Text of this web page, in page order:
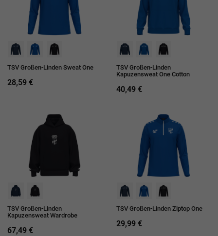
TSV Großen-Linden Sweat One
28,59 €
TSV Großen-Linden
Kapuzensweat One Cotton
40,49 €
TSV Großen-Linden
Kapuzensweat Wardrobe
67,49 €
TSV Großen-Linden Ziptop One
29,99 €